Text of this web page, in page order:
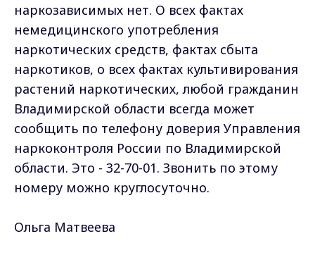
наркозависимых нет. О всех фактах
немедицинского употребления
наркотических средств, фактах сбыта
наркотиков, о всех фактах культивирования
растений наркотических, любой гражданин
Владимирской области всегда может
сообщить по телефону доверия Управления
наркоконтроля России по Владимирской
области. Это - 32-70-01. Звонить по этому
номеру можно круглосуточно.
Ольга Матвеева